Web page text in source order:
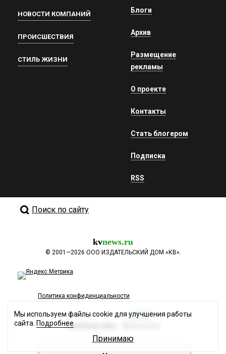
НОВОСТИ КОМПАНИЙ
ПРОИСШЕСТВИЯ
СТИЛЬ ЖИЗНИ
Блоги
Архив
Размещение
рекламы
О проекте
Контакты
Стать блогером
Подписка
RSS
Поиск по сайту
kvnews.ru
© 2001—2026 ООО ИЗДАТЕЛЬСКИЙ ДОМ «КВ».
Политика конфиденциальности
Разработка сайта
Мы используем файлы cookie для улучшения работы
сайта. Подробнее
Принимаю